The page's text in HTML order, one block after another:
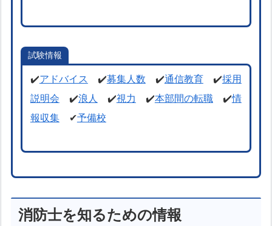
試験情報
✔️アドバイス ✔️募集人数 ✔️通信教育✔️採用
説明会 ✔️浪人 ✔️視力 ✔️本部間の転職✔️情
報収集✔予備校
消防士を知るための情報